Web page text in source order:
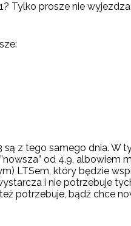
Tylko prosze nie
są z tego samego dnia. W
od 4.9,
LTSem, który będzie
i nie potrzebuje
potrzebuje, bądź chce